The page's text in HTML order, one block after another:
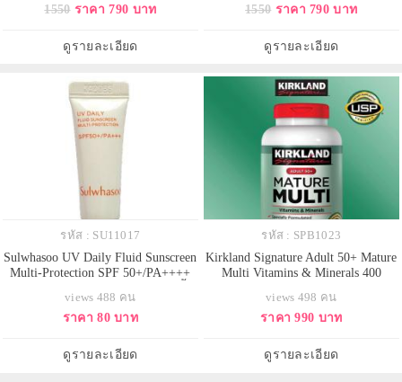
เกลี่ยง่าย ติดทนนาน ช่วยแต่งแต้ม
1550 ราคา 790 บาท
ดูรายละเอียด
ง่าย ติดทนนาน ช่วยแต่งแต้มสีสันให้
1550 ราคา 790 บาท
ดูรายละเอียด
รหัส : SU11017
Sulwhasoo UV Daily Fluid Sunscreen
Multi-Protection SPF 50+/PA++++
น้ำนมที่เบาสบาย ให้เกราะป้องกันที่
กันน้ำและกันเหงื่อ ช่วยให้ผิวของคุณ
แวดล้อม
views 488 คน
ราคา 80 บาท
ดูรายละเอียด
รหัส : SPB1023
Kirkland Signature Adult 50+ Mature
Multi Vitamins & Minerals 400
สำหรับผู้ใหญ่อายุ 50 ปีขึ้นไป วัยทอง
เป็นวัยเสื่อมถอยอย่างรวดเร็ว จำเป็น
ชะลอความเสื่อมของร่างกาย รวม
สารอาหารให้ครบถ้วนเหมาะ
views 498 คน
ราคา 990 บาท
ดูรายละเอียด